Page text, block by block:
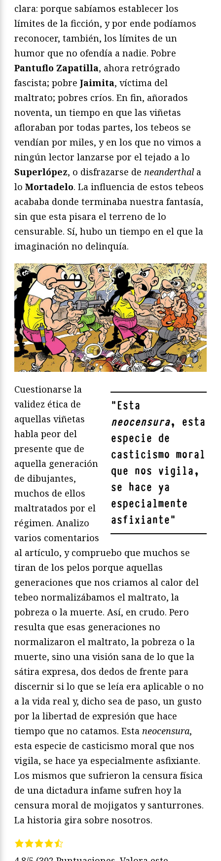
clara: porque sabíamos establecer los
límites de la ficción, y por ende podíamos
reconocer, también, los límites de un
humor que no ofendía a nadie. Pobre
Pantuflo Zapatilla, ahora retrógrado
fascista; pobre Jaimita, víctima del
maltrato; pobres críos. En fin, añorados
noventa, un tiempo en que las viñetas
afloraban por todas partes, los tebeos se
vendían por miles, y en los que no vimos a
ningún lector lanzarse por el tejado a lo
Superlópez, o disfrazarse de neanderthala
lo Mortadelo. La influencia de estos tebeos
acababa donde terminaba nuestra fantasía,
sin que esta pisara el terreno de lo
censurable. Sí, hubo un tiempo en el que la
imaginación no delinquía.
"Esta
neocensura, esta
especie de
casticismo moral
que nos vigila,
se hace ya
especialmente
asfixiante"
Cuestionarse la
validez ética de
aquellas viñetas
habla peor del
presente que de
aquella generación
de dibujantes,
muchos de ellos
maltratados por el
régimen. Analizo
varios comentarios
al artículo, y compruebo que muchos se
tiran de los pelos porque aquellas
generaciones que nos criamos al calor del
tebeo normalizábamos el maltrato, la
pobreza o la muerte. Así, en crudo. Pero
resulta que esas generaciones no
normalizaron el maltrato, la pobreza o la
muerte, sino una visión sana de lo que la
sátira expresa, dos dedos de frente para
discernir si lo que se leía era aplicable o no
a la vida real y, dicho sea de paso, un gusto
por la libertad de expresión que hace
tiempo que no catamos. Esta neocensura,
esta especie de casticismo moral que nos
vigila, se hace ya especialmente asfixiante.
Los mismos que sufrieron la censura física
de una dictadura infame sufren hoy la
censura moral de mojigatos y santurrones.
La historia gira sobre nosotros.